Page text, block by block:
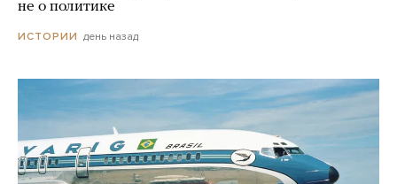
не о политике
ИСТОРИИ день назад